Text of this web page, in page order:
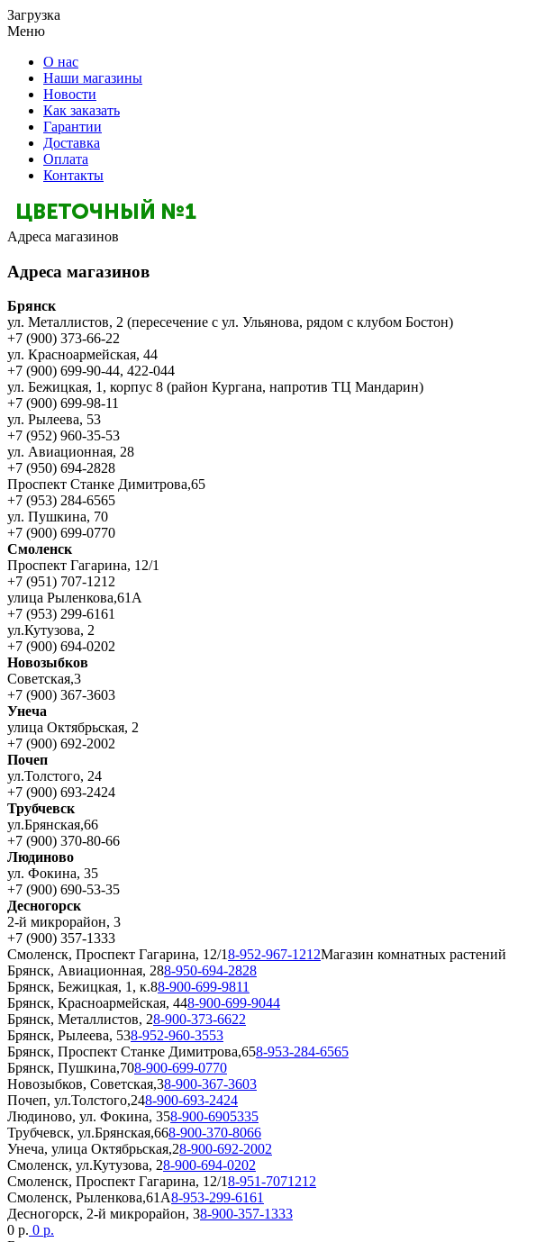
Загрузка
Меню
О нас
Наши магазины
Новости
Как заказать
Гарантии
Доставка
Оплата
Контакты
Адреса магазинов
Адреса магазинов
Брянск
ул. Металлистов, 2 (пересечение с ул. Ульянова, рядом с клубом Бостон)
+7 (900) 373-66-22
ул. Красноармейская, 44
+7 (900) 699-90-44, 422-044
ул. Бежицкая, 1, корпус 8 (район Кургана, напротив ТЦ Мандарин)
+7 (900) 699-98-11
ул. Рылеева, 53
+7 (952) 960-35-53
ул. Авиационная, 28
+7 (950) 694-2828
Проспект Станке Димитрова,65
+7 (953) 284-6565
ул. Пушкина, 70
+7 (900) 699-0770
Смоленск
Проспект Гагарина, 12/1
+7 (951) 707-1212
улица Рыленкова,61А
+7 (953) 299-6161
ул.Кутузова, 2
+7 (900) 694-0202
Новозыбков
Советская,3
+7 (900) 367-3603
Унеча
улица Октябрьская, 2
+7 (900) 692-2002
Почеп
ул.Толстого, 24
+7 (900) 693-2424
Трубчевск
ул.Брянская,66
+7 (900) 370-80-66
Людиново
ул. Фокина, 35
+7 (900) 690-53-35
Десногорск
2-й микрорайон, 3
+7 (900) 357-1333
Смоленск, Проспект Гагарина, 12/18-952-967-1212Магазин комнатных растений
Брянск, Авиационная, 288-950-694-2828
Брянск, Бежицкая, 1, к.88-900-699-9811
Брянск, Красноармейская, 448-900-699-9044
Брянск, Металлистов, 28-900-373-6622
Брянск, Рылеева, 538-952-960-3553
Брянск, Проспект Станке Димитрова,658-953-284-6565
Брянск, Пушкина,708-900-699-0770
Новозыбков, Советская,38-900-367-3603
Почеп, ул.Толстого,248-900-693-2424
Людиново, ул. Фокина, 358-900-6905335
Трубчевск, ул.Брянская,668-900-370-8066
Унеча, улица Октябрьская,28-900-692-2002
Смоленск, ул.Кутузова, 28-900-694-0202
Смоленск, Проспект Гагарина, 12/18-951-7071212
Смоленск, Рыленкова,61А8-953-299-6161
Десногорск, 2-й микрорайон, 38-900-357-1333
0 р. 0 р.